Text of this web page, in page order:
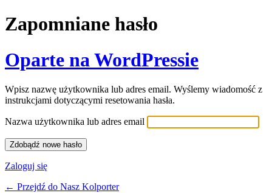
Zapomniane hasło
Oparte na WordPressie
Wpisz nazwę użytkownika lub adres email. Wyślemy wiadomość z
instrukcjami dotyczącymi resetowania hasła.
Nazwa użytkownika lub adres email
Zaloguj się
← Przejdź do Nasz Kolporter